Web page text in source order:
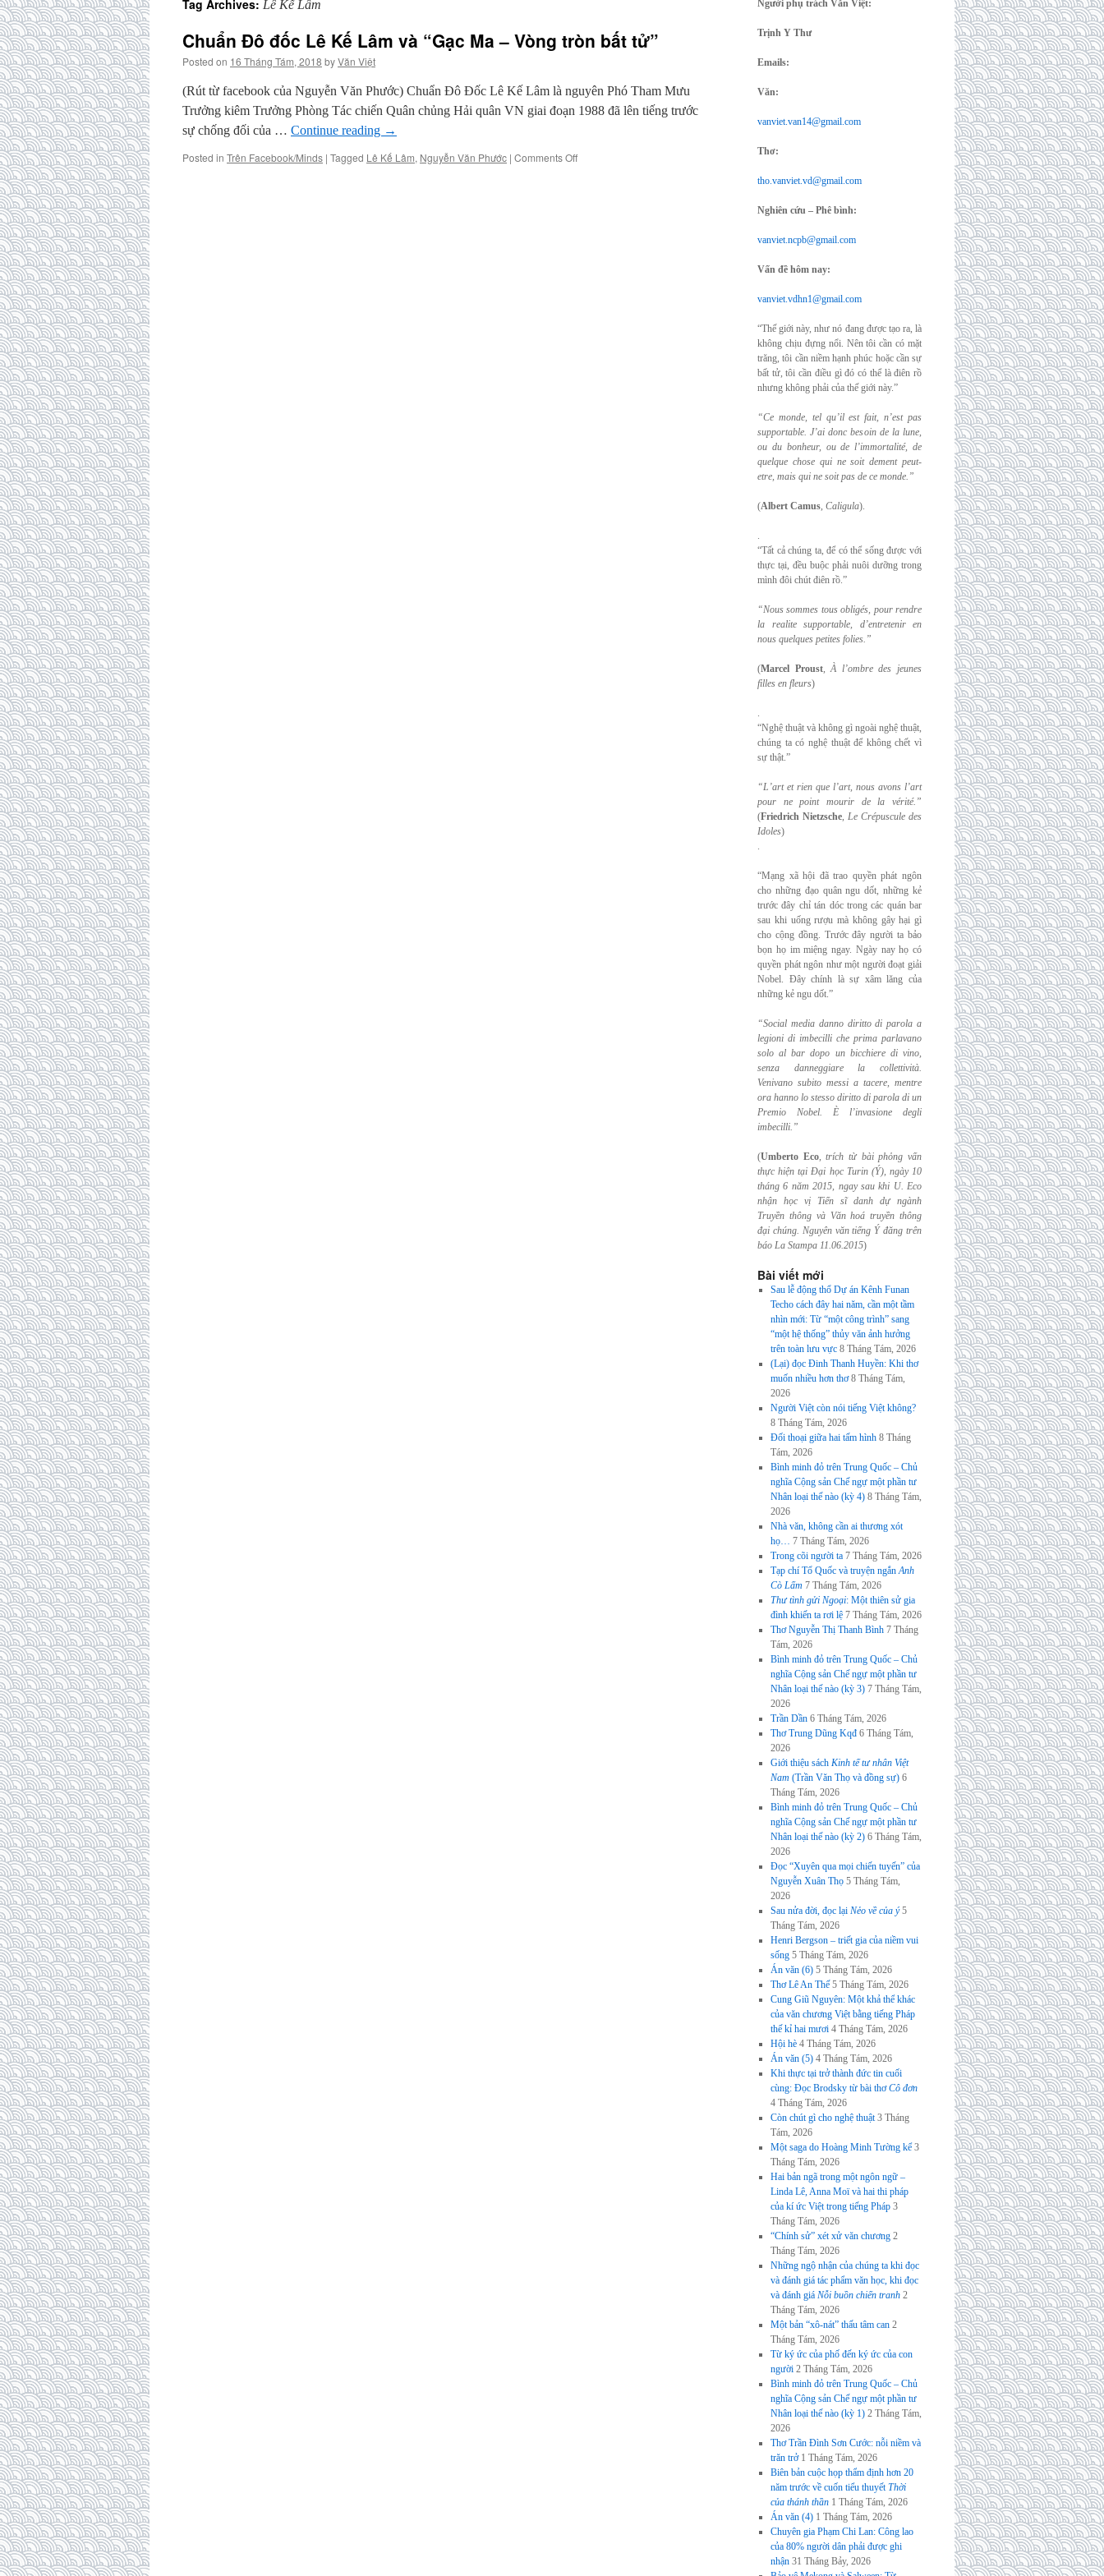
Tag Archives: Lê Kế Lâm
Chuẩn Đô đốc Lê Kế Lâm và “Gạc Ma – Vòng tròn bất tử”
Posted on 16 Tháng Tám, 2018 byVăn Việt
(Rút từ facebook của Nguyễn Văn Phước) Chuẩn Đô Đốc Lê Kế Lâm là nguyên Phó Tham Mưu
Trưởng kiêm Trưởng Phòng Tác chiến Quân chủng Hải quân VN giai đoạn 1988 đã lên tiếng trước
sự chống đối của … Continue reading →
Posted in Trên Facebook/Minds | Tagged Lê Kế Lâm, Nguyễn Văn Phước | Comments Offon
Người phụ trách Văn Việt:
Trịnh Y Thư
Emails:
Văn:
vanviet.van14@gmail.com
Thơ:
tho.vanviet.vd@gmail.com
Nghiên cứu – Phê bình:
vanviet.ncpb@gmail.com
Vấn đề hôm nay:
vanviet.vdhn1@gmail.com
“Thế giới này, như nó đang được tạo ra, là
không chịu đựng nổi. Nên tôi cần có mặt
trăng, tôi cần niềm hạnh phúc hoặc cần sự
bất tử, tôi cần điều gì đó có thể là điên rồ
nhưng không phải của thế giới này.”
“Ce monde, tel qu’il est fait, n’est pas
supportable. J’ai donc besoin de la lune,
ou du bonheur, ou de l’immortalité, de
quelque chose qui ne soit dement peut-
etre, mais qui ne soit pas de ce monde.”
(Albert Camus, Caligula).
.
“Tất cả chúng ta, để có thể sống được với
thực tại, đều buộc phải nuôi dưỡng trong
mình đôi chút điên rồ.”
“Nous sommes tous obligés, pour rendre
la realite supportable, d’entretenir en
nous quelques petites folies.”
(Marcel Proust,À l’ombre des jeunes
filles en fleurs)
.
“Nghệ thuật và không gì ngoài nghệ thuật,
chúng ta có nghệ thuật để không chết vì
sự thật.”
“L’art et rien que l’art, nous avons l’art
pour ne point mourir de la vérité.”
(Friedrich Nietzsche, Le Crépuscule des
Idoles)
.
“Mạng xã hội đã trao quyền phát ngôn
cho những đạo quân ngu dốt, những kẻ
trước đây chỉ tán dóc trong các quán bar
sau khi uống rượu mà không gây hại gì
cho cộng đồng. Trước đây người ta bảo
bọn họ im miệng ngay. Ngày nay họ có
quyền phát ngôn như một người đoạt giải
Nobel. Đây chính là sự xâm lăng của
những kẻ ngu dốt.”
“Social media danno diritto di parola a
legioni di imbecilli che prima parlavano
solo albar dopo un bicchiere di vino,
senza danneggiare la collettività.
Venivano subito messi a tacere, mentre
ora hanno lo stesso diritto di parola di un
Premio Nobel. È l’invasione degli
imbecilli.”
(Umberto Eco,trích từ bài phỏng vấn
thực hiện tại Đại học Turin (Ý), ngày 10
tháng 6 năm 2015, ngay sau khi U. Eco
nhận học vị Tiến sĩ danh dự ngành
Truyền thông và Văn hoá truyền thông
đại chúng. Nguyên văn tiếng Ý đăng trên
báo La Stampa 11.06.2015)
Bài viết mới
Sau lễ động thổ Dự án Kênh Funan
Techo cách đây hai năm, cần một tầm
nhìn mới: Từ “một công trình” sang
“một hệ thống” thủy văn ảnh hưởng
trên toàn lưu vực 8 Tháng Tám, 2026
(Lại) đọc Đinh Thanh Huyền: Khi thơ
muốn nhiều hơn thơ 8 Tháng Tám,
2026
Người Việt còn nói tiếng Việt không?
8 Tháng Tám, 2026
Đối thoại giữa hai tấm hình 8 Tháng
Tám, 2026
Bình minh đỏ trên Trung Quốc – Chủ
nghĩa Cộng sản Chế ngự một phần tư
Nhân loại thế nào (kỳ 4) 8 Tháng Tám,
2026
Nhà văn, không cần ai thương xót
họ… 7 Tháng Tám, 2026
Trong cõi người ta 7 Tháng Tám, 2026
Tạp chí Tổ Quốc và truyện ngắnAnh
Cò Lấm 7 Tháng Tám, 2026
Thư tình gửi Ngoại: Một thiên sử gia
đình khiến ta rơi lệ 7 Tháng Tám, 2026
Thơ Nguyễn Thị Thanh Bình 7 Tháng
Tám, 2026
Bình minh đỏ trên Trung Quốc – Chủ
nghĩa Cộng sản Chế ngự một phần tư
Nhân loại thế nào (kỳ 3) 7 Tháng Tám,
2026
Trần Dần 6 Tháng Tám, 2026
Thơ Trung Dũng Kqđ 6 Tháng Tám,
2026
Giới thiệu sách Kinh tế tư nhân Việt
Nam (Trần Văn Thọ và đồng sự) 6
Tháng Tám, 2026
Bình minh đỏ trên Trung Quốc – Chủ
nghĩa Cộng sản Chế ngự một phần tư
Nhân loại thế nào (kỳ 2) 6 Tháng Tám,
2026
Đọc “Xuyên qua mọi chiến tuyến” của
Nguyễn Xuân Thọ 5 Tháng Tám,
2026
Sau nửa đời, đọc lại Nẻo về của ý 5
Tháng Tám, 2026
Henri Bergson – triết gia của niềm vui
sống 5 Tháng Tám, 2026
Án văn (6) 5 Tháng Tám, 2026
Thơ Lê An Thế 5 Tháng Tám, 2026
Cung Giũ Nguyên: Một khả thể khác
của văn chương Việt bằng tiếng Pháp
thế kỉ hai mươi 4 Tháng Tám, 2026
Hội hè 4 Tháng Tám, 2026
Án văn (5) 4 Tháng Tám, 2026
Khi thực tại trở thành đức tin cuối
cùng: Đọc Brodsky từ bài thơCô đơn
4 Tháng Tám, 2026
Còn chút gì cho nghệ thuật 3 Tháng
Tám, 2026
Một saga do Hoàng Minh Tường kể 3
Tháng Tám, 2026
Hai bản ngã trong một ngôn ngữ –
Linda Lê, Anna Moï và hai thi pháp
của kí ức Việt trong tiếng Pháp 3
Tháng Tám, 2026
“Chính sử” xét xử văn chương 2
Tháng Tám, 2026
Những ngộ nhận của chúng ta khi đọc
và đánh giá tác phẩm văn học, khi đọc
và đánh giá Nỗi buồn chiến tranh 2
Tháng Tám, 2026
Một bản “xô-nát” thấu tâm can 2
Tháng Tám, 2026
Từ ký ức của phố đến ký ức của con
người 2 Tháng Tám, 2026
Bình minh đỏ trên Trung Quốc – Chủ
nghĩa Cộng sản Chế ngự một phần tư
Nhân loại thế nào (kỳ 1) 2 Tháng Tám,
2026
Thơ Trần Đình Sơn Cước: nỗi niềm và
trăn trở 1 Tháng Tám, 2026
Biên bản cuộc họp thẩm định hơn 20
năm trước về cuốn tiểu thuyếtThời
của thánh thần 1 Tháng Tám, 2026
Án văn (4) 1 Tháng Tám, 2026
Chuyên gia Phạm Chi Lan: Công lao
của 80% người dân phải được ghi
nhận 31 Tháng Bảy, 2026